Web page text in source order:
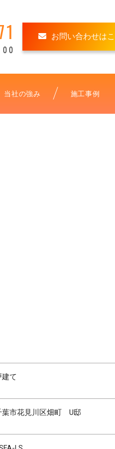
お問い合わせは
当社の強み 施工事例
建て
葉市花見川区畑町 U邸